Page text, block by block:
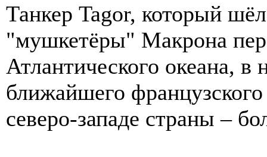
Танкер Tagor, который
"мушкетёры" Макрона
Атлантического океана,
ближайшего
северо-западе страны –